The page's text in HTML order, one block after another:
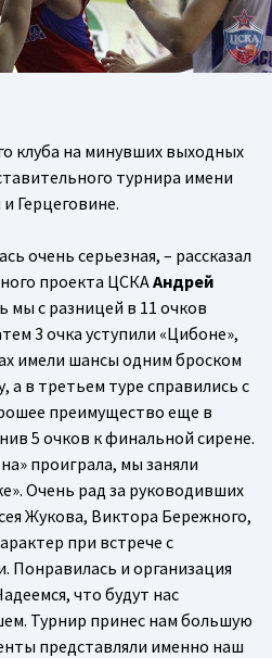
клуба на минувших выходных
турнира имени
Герцеговине.
очень серьезная, – рассказал
проекта ЦСКААндрей
мы с разницей в 11 очков
3 очка уступили «Цибоне»,
имели шансы одним броском
а в третьем туре справились с
преимущество еще в
5 очков к финальной сирене.
проиграла, мы заняли
Очень рад за руководивших
Жукова, Виктора Бережного,
при встрече с
Понравилась и организация
что будут нас
Турнир принес нам большую
представляли именно наш